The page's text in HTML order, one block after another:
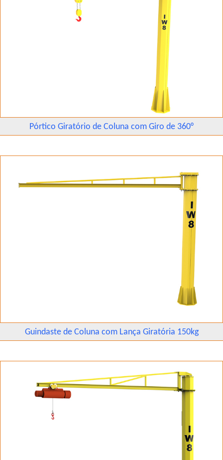
Pórtico Giratório de Coluna com Giro de 360°
Guindaste de Coluna com Lança Giratória 150kg